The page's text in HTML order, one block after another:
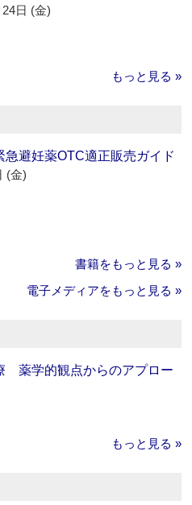
日 (金)
もっと見る »
急避妊薬OTC適正販売ガイド
(金)
書籍をもっと見る »
電子メディアをもっと見る »
薬学的観点からのアプロー
もっと見る »